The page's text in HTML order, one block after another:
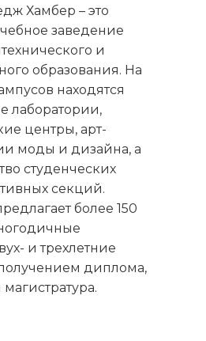
Хамбер – это
заведение
и
образования. На
находятся
лаборатории,
центры, арт-
моды и дизайна, а
студенческих
секций.
более 150
и трехлетние
диплома,